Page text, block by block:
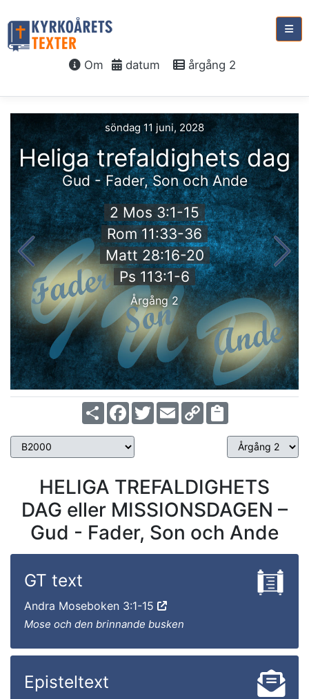
Om datum årgång 2
söndag 11 juni, 2028
Heliga trefaldighets dag
Gud - Fader, Son och Ande
2 Mos 3:1-15
Rom 11:33-36
Matt 28:16-20
Ps 113:1-6
Årgång 2
ShareFacebook
TwitterEmailCopy
Link
HELIGA TREFALDIGHETS
DAG eller MISSIONSDAGEN –
Gud - Fader, Son och Ande
GT text
Andra Moseboken 3:1-15
Mose och den brinnande busken
Episteltext